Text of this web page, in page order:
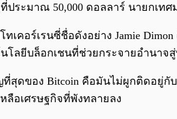
ประมาณ 50,000 ดอลลาร์ นายกเ
เคอร์เรนซี่ชื่อดังอย่าง Jamie
โลยีบล็อกเชนที่ช่วยกระจายอำนาจ
ที่สุดของ Bitcoin คือมันไม่ผูกติดอยู่
ลือเศรษฐกิจที่พังทลายลง